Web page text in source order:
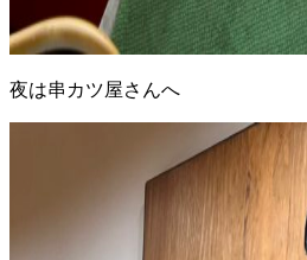
夜は串カツ屋さんへ